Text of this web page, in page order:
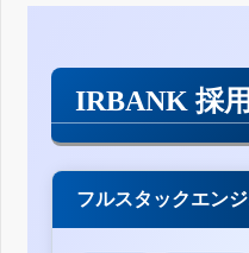
IRBANK 採
フルスタックエン